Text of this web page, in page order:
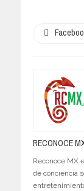
RECONOCE
Reconoce MX
de conciencia